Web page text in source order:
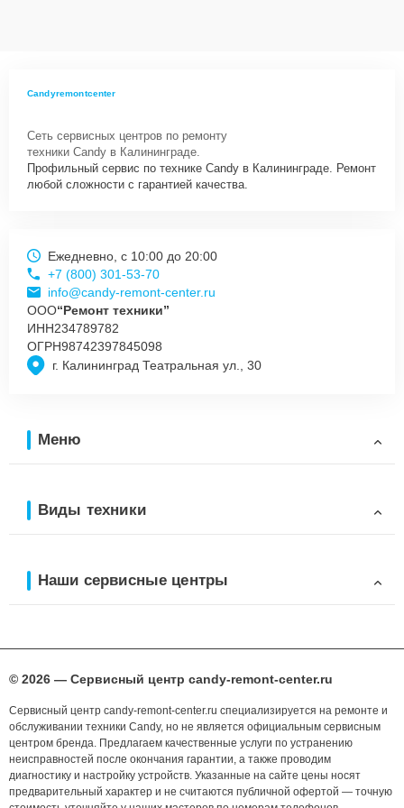
Для запуска процесса ремонта духового шкафа Candy R 340/3 GH
проконсультируют по всем необходимым вопросам, запишут на
диагностику, подскажут с вариантами курьерской доставки или
оформят выезд мастера в удобное время и место.
Candyremontcenter
Сеть сервисных центров по ремонту
техники Candy в Калининграде.
Профильный сервис по технике Candy в Калининграде. Ремонт
любой сложности с гарантией качества.
г. Калининград Театральная ул., 30
Ежедневно, с 10:00 до 20:00
+7 (800) 301-53-70
info@candy-remont-center.ru
ООО“Ремонт техники”
ИНН234789782
ОГРН98742397845098
Меню
Виды техники
Наши сервисные центры
© 2026 — Сервисный центр candy-remont-center.ru
Сервисный центр candy-remont-center.ru специализируется на ремонте и
обслуживании техники Candy, но не является официальным сервисным
центром бренда. Предлагаем качественные услуги по устранению
неисправностей после окончания гарантии, а также проводим
диагностику и настройку устройств. Указанные на сайте цены носят
предварительный характер и не считаются публичной офертой — точную